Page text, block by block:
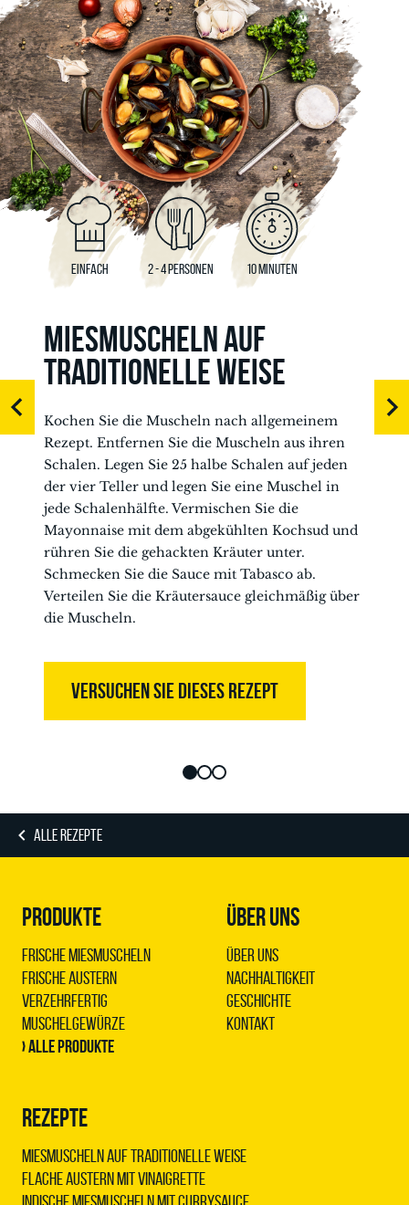
EINFACH 2 - 4 PERSONEN 10 MINUTEN
MIESMUSCHELN AUF
TRADITIONELLE WEISE
Kochen Sie die Muscheln nach allgemeinem
Rezept. Entfernen Sie die Muscheln aus ihren
Schalen. Legen Sie 25 halbe Schalen auf jeden
der vier Teller und legen Sie eine Muschel in
jede Schalenhälfte. Vermischen Sie die
Mayonnaise mit dem abgekühlten Kochsud und
rühren Sie die gehackten Kräuter unter.
Schmecken Sie die Sauce mit Tabasco ab.
Verteilen Sie die Kräutersauce gleichmäßig über
die Muscheln.
VERSUCHEN SIE DIESES REZEPT
ALLE REZEPTE
PRODUKTE
Frische Miesmuscheln
Frische Austern
Verzehrfertig
Muschelgewürze
› Alle Produkte
REZEPTE
Miesmuscheln auf traditionelle Weise
Flache Austern mit Vinaigrette
ÜBER UNS
Über uns
Nachhaltigkeit
Geschichte
Kontakt